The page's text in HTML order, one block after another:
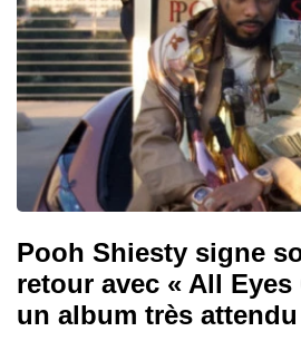
Pooh Shiesty signe
retour avec « All Eyes
un album très attendu